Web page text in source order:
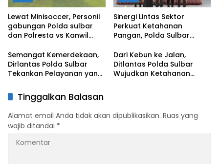
Lewat Minisoccer, Personil
gabungan Polda sulbar
dan Polresta vs Kanwil
Ikatan Persaudaraan
Sinergi Lintas Sektor
Perkuat Ketahanan
Pangan, Polda Sulbar
Sawah dan Mitigasi
Kekeringan
Semangat Kemerdekaan,
Dirlantas Polda Sulbar
Tekankan Pelayanan yang
Menyentuh Hati
Dari Kebun ke Jalan,
Ditlantas Polda Sulbar
Wujudkan Ketahanan
Tinggalkan Balasan
Alamat email Anda tidak akan dipublikasikan. Ruas yang
wajib ditandai *